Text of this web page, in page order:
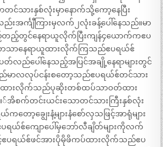
င်သားနှစ်လုံးမှာနောက်သို့ကော့နေပြီး
းအင်္ကျီကြားမှလက်၂လုံးခန့်ပေါ်နေသည်။မာ
တွင်နေရာယူလိုက်ပြီးကျန်၄ယောက်ကဧပ
ာနေရာယူထားလိုက်ကြသည်ဧပရယ်ဧ်
ပတ်လည်ပေါ်နေသည့်အပြင်အချို့နေရာများတွင်
မာလလုပ်ငန်းစတော့သည်ဧပရယ်ဧ်တင်သား
က်ထားလိုက်သည်ပုဆိုးတစ်ထပ်သာဝတ်ထား
။်အိစက်တင်းယင်းသောတင်သားကြီးနှစ်လုံး
ာ့ချွေးနံ့များနံစော်လှသဖြင့်အာရုံများ
ယ်ဧ်ကျောပေါ်မှဘော်လီချိတ်များကိုလက်
င့်ဧပရယ်ဧ်ဖင်အားပိုမိုဖိကပ်ထားလိုက်သည်ဧပ